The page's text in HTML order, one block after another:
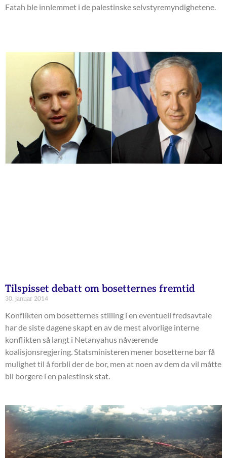
Fatah ble innlemmet i de palestinske selvstyremyndighetene.
Tilspisset debatt om bosetternes fremtid
30. januar 2014
Konflikten om bosetternes stilling i en eventuell fredsavtale
har de siste dagene skapt en av de mest alvorlige interne
konflikten så langt i Netanyahus nåværende
koalisjonsregjering. Statsministeren mener bosetterne bør få
mulighet til å forbli der de bor, men at noen av dem da vil måtte
bli borgere i en palestinsk stat.